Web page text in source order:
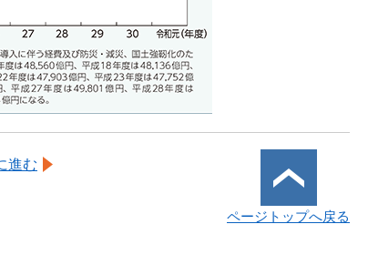
進む
ページトップへ戻る